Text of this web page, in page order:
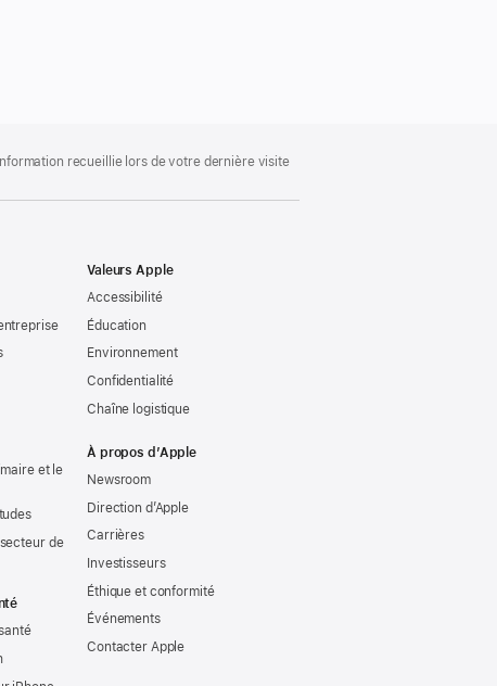
recueillie lors de votre dernière visite
et le
de
Valeurs Apple
Accessibilité
Éducation
Environnement
Confidentialité
Chaîne logistique
À propos d’Apple
Newsroom
Direction d’Apple
Carrières
Investisseurs
Éthique et conformité
Événements
Contacter Apple